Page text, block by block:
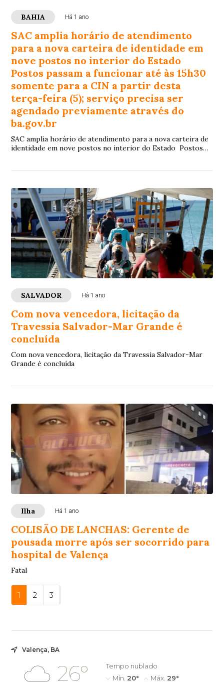
BAHIA Há 1 ano
SAC amplia horário de atendimento
para a nova carteira de identidade em
nove postos no interior do Estado
Postos passam a funcionar até às 15h30
somente para a CIN a partir desta
terça-feira (5); serviço precisa ser
agendado previamente através do
ba.gov.br
SAC amplia horário de atendimento para a nova carteira de
identidade em nove postos no interior do Estado Postos
SALVADOR Há 1 ano
Com nova vencedora, licitação da
Travessia Salvador-Mar Grande é
concluída
Com nova vencedora, licitação da Travessia Salvador-Mar
Grande é concluída
Ilha Há 1 ano
COLISÃO DE LANCHAS: Gerente de
pousada morre após ser socorrido para
hospital de Valença
Fatal
1 2 3
Valença, BA
26°
Tempo nublado
Mín. 20° Máx. 29°